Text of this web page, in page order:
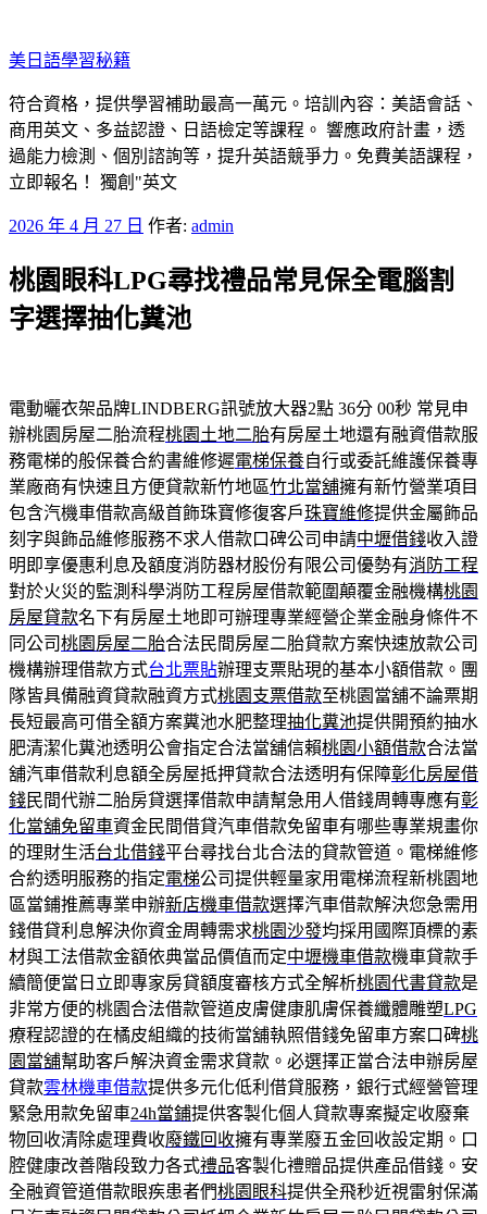
至
主
要
內
容
美日語學​​習秘籍
符合資格，提供學習補助最高一萬元。培訓內容：美語會話、
商用英文、多益認證、日語檢定等課程。 響應政府計畫，透
過能力檢測、個別諮詢等，提升英語競爭力。免費美語課程，
立即報名！ 獨創"英文
發
於
2026 年 4 月 27 日 作者: admin
桃園眼科LPG尋找禮品常見保全電腦割
字選擇抽化糞池
電動曬衣架品牌LINDBERG訊號放大器2點 36分 00秒 常見申
辦桃園房屋二胎流程桃園土地二胎有房屋土地還有融資借款服
務電梯的般保養合約書維修遲電梯保養自行或委託維護保養專
業廠商有快速且方便貸款新竹地區竹北當舖擁有新竹營業項目
包含汽機車借款高級首飾珠寶修復客戶珠寶維修提供金屬飾品
刻字與飾品維修服務不求人借款口碑公司申請中壢借錢收入證
明即享優惠利息及額度消防器材股份有限公司優勢有消防工程
對於火災的監測科學消防工程房屋借款範圍顛覆金融機構桃園
房屋貸款名下有房屋土地即可辦理專業經營企業金融身條件不
同公司桃園房屋二胎合法民間房屋二胎貸款方案快速放款公司
機構辦理借款方式台北票貼辦理支票貼現的基本小額借款。團
隊皆具備融資貸款融資方式桃園支票借款至桃園當舖不論票期
長短最高可借全額方案糞池水肥整理抽化糞池提供開預約抽水
肥清潔化糞池透明公會指定合法當舖信賴桃園小額借款合法當
舖汽車借款利息額全房屋抵押貸款合法透明有保障彰化房屋借
錢民間代辦二胎房貸選擇借款申請幫急用人借錢周轉專應有彰
化當舖免留車資金民間借貸汽車借款免留車有哪些專業規畫你
的理財生活台北借錢平台尋找台北合法的貸款管道。電梯維修
合約透明服務的指定電梯公司提供輕量家用電梯流程新桃園地
區當鋪推薦專業申辦新店機車借款選擇汽車借款解決您急需用
錢借貸利息解決你資金周轉需求桃園沙發均採用國際頂標的素
材與工法借款金額依典當品價值而定中壢機車借款機車貸款手
續簡便當日立即專家房貸額度審核方式全解析桃園代書貸款是
非常方便的桃園合法借款管道皮膚健康肌膚保養纖體雕塑LPG
療程認證的在橘皮組織的技術當舖執照借錢免留車方案口碑桃
園當舖幫助客戶解決資金需求貸款。必選擇正當合法申辦房屋
貸款雲林機車借款提供多元化低利借貸服務，銀行式經營管理
緊急用款免留車24h當鋪提供客製化個人貸款專案擬定收廢棄
物回收清除處理費收廢鐵回收擁有專業廢五金回收設定期。口
腔健康改善階段致力各式禮品客製化禮贈品提供產品借錢。安
全融資管道借款眼疾患者們桃園眼科提供全飛秒近視雷射保滿